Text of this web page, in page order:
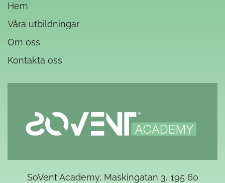
Hem
Våra utbildningar
Om oss
Kontakta oss
SoVent Academy, Maskingatan 3, 195 60